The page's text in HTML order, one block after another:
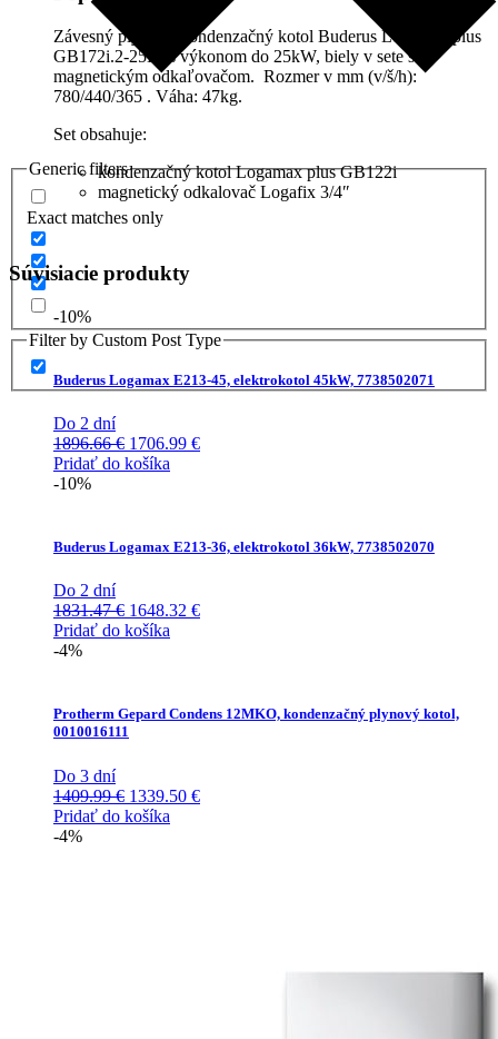
Generic filters
Exact matches only
Filter by Custom Post Type
Závesný plynový kondenzačný kotol Buderus Logamax plus
GB172i.2-25K, s výkonom do 25kW, biely v sete s
magnetickým odkaľovačom. Rozmer v mm (v/š/h):
780/440/365 . Váha: 47kg.
Set obsahuje:
kondenzačný kotol Logamax plus GB122i
magnetický odkalovač Logafix 3/4″
Súvisiacie produkty
-10%
Buderus Logamax E213-45, elektrokotol 45kW, 7738502071
Do 2 dní
1896.66€ Pôvodná
cena
1706.99 €Aktuálna
Pridať do košíka
-10%
Buderus Logamax E213-36, elektrokotol 36kW, 7738502070
Do 2 dní
1831.47€ Pôvodná
cena
1648.32 €Aktuálna
Pridať do košíka
-4%
Protherm Gepard Condens 12MKO, kondenzačný plynový kotol,
0010016111
Do 3 dní
1409.99€ Pôvodná
cena
1339.50 €Aktuálna
Pridať do košíka
-4%